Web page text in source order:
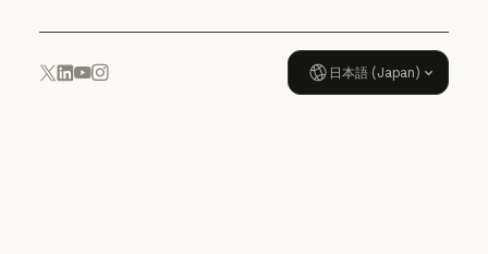
x.com
LinkedIn
YouTube
Instagram 日本語 (Japan)